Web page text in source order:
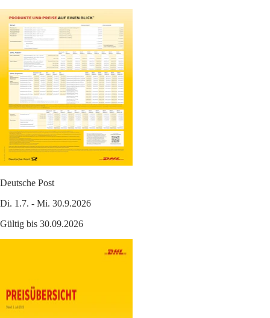
Deutsche Post
Di. 1.7. - Mi. 30.9.2026
Gültig bis 30.09.2026